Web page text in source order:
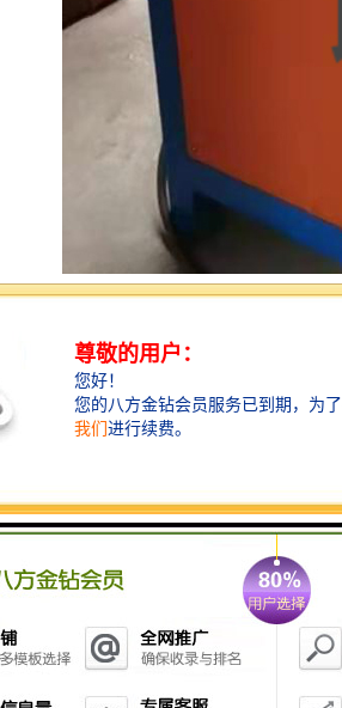
2． 加工完布后把导布引入到操作台
布总控制按钮至红色,关闭上针保护按
器后半部分，待导布头到达出布 超喂